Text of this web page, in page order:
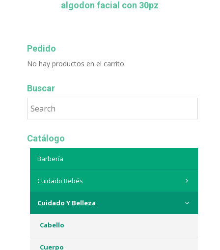
algodon facial con 30pz
Pedido
No hay productos en el carrito.
Buscar
Catálogo
Barbería
Cuidado Bebés
Cuidado Y Belleza
Cabello
Cuerpo